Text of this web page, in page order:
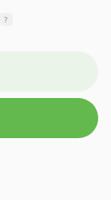
?